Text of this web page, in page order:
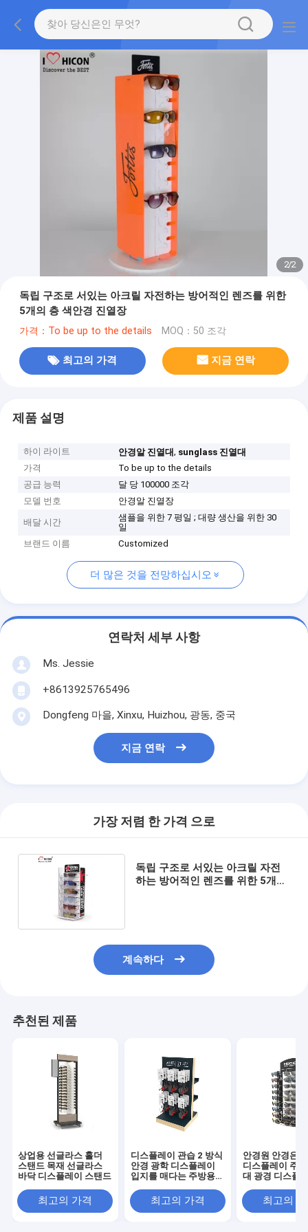
2/2
독립 구조로 서있는 아크릴 자전하는 방어적인 렌즈를 위한
5개의 층 색안경 진열장
가격：To be up to the details MOQ：50 조각
최고의 가격 지금 연락
제품 설명
하이 라이트 안경알 진열대, sunglass 진열대
가격
To be up to the details
공급 능력
달 당 100000 조각
모델 번호
안경알 진열장
배달 시간
샘플을 위한 7 평일 ; 대량 생산을 위한 30
일
브랜드 이름
Customized
더 많은 것을 전망하십시오
연락처 세부 사항
Ms. Jessie
+8613925765496
Dongfeng 마을, Xinxu, Huizhou, 광동, 중국
지금 연락
가장 저렴 한 가격 으로
독립 구조로 서있는 아크릴 자전
하는 방어적인 렌즈를 위한 5개의
계속하다
추천된 제품
상업용 선글라스 홀더
스탠드 목재 선글라스
바닥 디스플레이 스탠드
최고의 가격
디스플레이 관습 2 방식
안경 광학 디스플레이
입지를 매다는 주방용
최고의 가격
안경원 안경은
디스플레이 주
대 광경 디스플
최고의